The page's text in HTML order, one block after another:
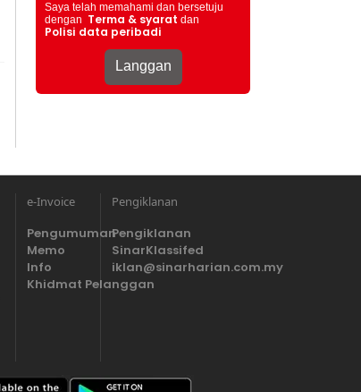
Saya telah memahami dan bersetuju
dengan Terma & syarat dan
Polisi data peribadi
e-Invoice
Pengumuman
Memo
Info
Khidmat Pelanggan
Pengiklanan
Pengiklanan
SinarKlassifed
iklan@sinarharian.com.my